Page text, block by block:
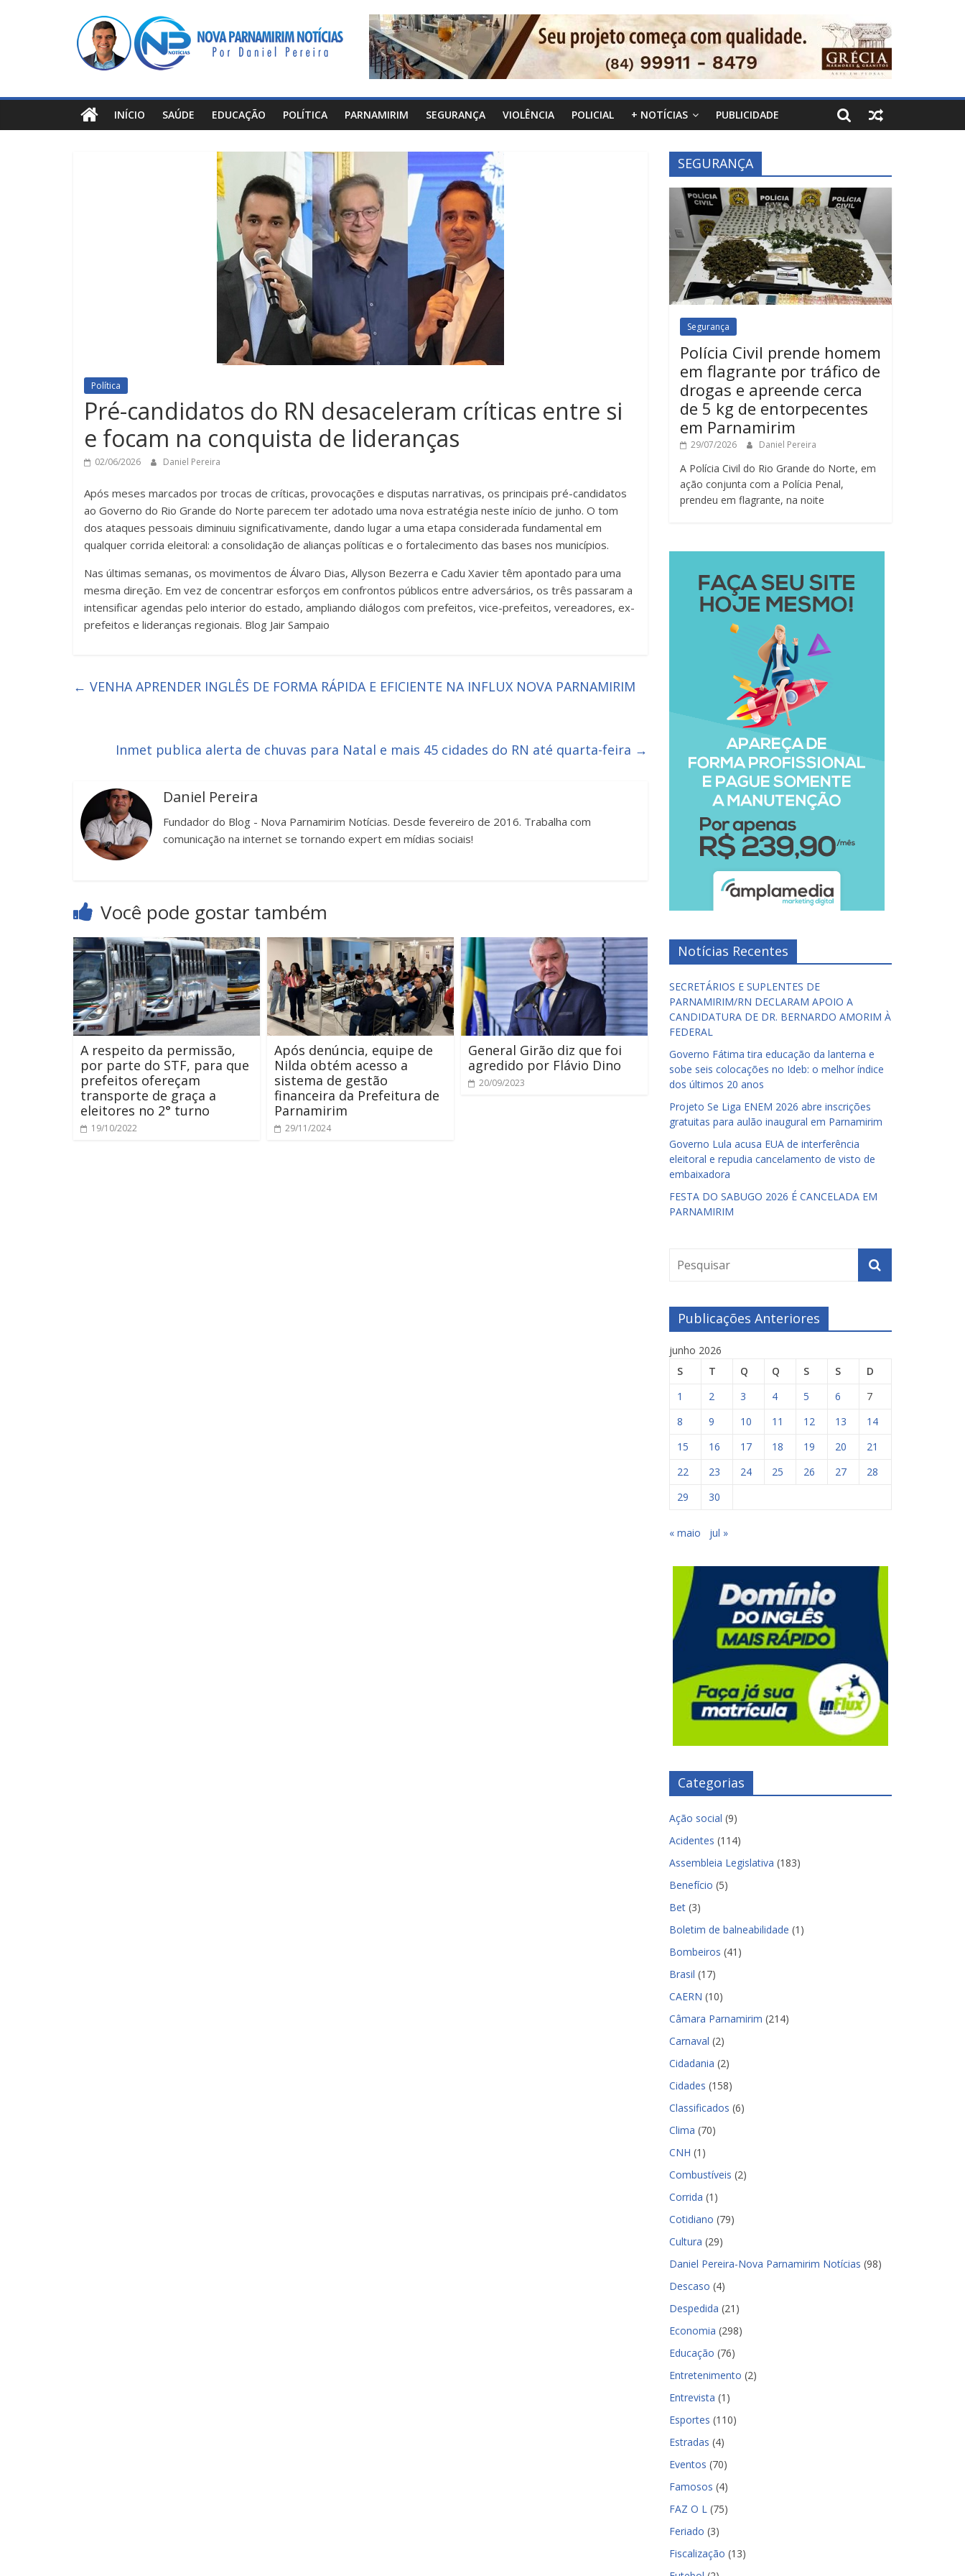
Nova
Parnamirim
Notícias
INÍCIO SAÚDE EDUCAÇÃO POLÍTICA PARNAMIRIM SEGURANÇA VIOLÊNCIA POLICIAL + NOTÍCIAS PUBLICIDADE
Política
Pré-candidatos do RN desaceleram críticas entre si
e focam na conquista de lideranças
02/06/2026 Daniel Pereira
Após meses marcados por trocas de críticas, provocações e disputas narrativas, os principais pré-candidatos
ao Governo do Rio Grande do Norte parecem ter adotado uma nova estratégia neste início de junho. O tom
dos ataques pessoais diminuiu significativamente, dando lugar a uma etapa considerada fundamental em
qualquer corrida eleitoral: a consolidação de alianças políticas e o fortalecimento das bases nos municípios.
Nas últimas semanas, os movimentos de Álvaro Dias, Allyson Bezerra e Cadu Xavier têm apontado para uma
mesma direção. Em vez de concentrar esforços em confrontos públicos entre adversários, os três passaram a
intensificar agendas pelo interior do estado, ampliando diálogos com prefeitos, vice-prefeitos, vereadores, ex-
prefeitos e lideranças regionais. Blog Jair Sampaio
← VENHA APRENDER INGLÊS DE FORMA RÁPIDA E EFICIENTE NA INFLUX NOVA PARNAMIRIM
Inmet publica alerta de chuvas para Natal e mais 45 cidades do RN até quarta-feira →
Daniel Pereira
Fundador do Blog - Nova Parnamirim Notícias. Desde fevereiro de 2016. Trabalha com
comunicação na internet se tornando expert em mídias sociais!
Você pode gostar também
A respeito da permissão,
por parte do STF, para que
prefeitos ofereçam
transporte de graça a
eleitores no 2° turno
19/10/2022
Após denúncia, equipe de
Nilda obtém acesso a
sistema de gestão
financeira da Prefeitura de
Parnamirim
29/11/2024
General Girão diz que foi
agredido por Flávio Dino
20/09/2023
SEGURANÇA
Segurança
Polícia Civil prende homem
em flagrante por tráfico de
drogas e apreende cerca
de 5 kg de entorpecentes
em Parnamirim
29/07/2026 Daniel Pereira
A Polícia Civil do Rio Grande do Norte, em
ação conjunta com a Polícia Penal,
prendeu em flagrante, na noite
Notícias Recentes
SECRETÁRIOS E SUPLENTES DE
PARNAMIRIM/RN DECLARAM APOIO A
CANDIDATURA DE DR. BERNARDO AMORIM À
FEDERAL
Governo Fátima tira educação da lanterna e
sobe seis colocações no Ideb: o melhor índice
dos últimos 20 anos
Projeto Se Liga ENEM 2026 abre inscrições
gratuitas para aulão inaugural em Parnamirim
Governo Lula acusa EUA de interferência
eleitoral e repudia cancelamento de visto de
embaixadora
FESTA DO SABUGO 2026 É CANCELADA EM
PARNAMIRIM
Publicações Anteriores
junho 2026
S
T Q Q S S
D
1
2 3 4 5 6
7
8
9 10 11 12 13
14
15
16 17 18 19 20
21
22
23 24 25 26 27
28
29
30
« maio jul »
Categorias
Ação social (9)
Acidentes (114)
Assembleia Legislativa (183)
Benefício (5)
Bet (3)
Boletim de balneabilidade (1)
Bombeiros (41)
Brasil (17)
CAERN (10)
Câmara Parnamirim (214)
Carnaval (2)
Cidadania (2)
Cidades (158)
Classificados (6)
Clima (70)
CNH (1)
Combustíveis (2)
Corrida (1)
Cotidiano (79)
Cultura (29)
Daniel Pereira-Nova Parnamirim Notícias (98)
Descaso (4)
Despedida (21)
Economia (298)
Educação (76)
Entretenimento (2)
Entrevista (1)
Esportes (110)
Estradas (4)
Eventos (70)
Famosos (4)
FAZ O L (75)
Feriado (3)
Fiscalização (13)